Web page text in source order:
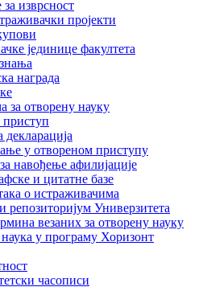
изврсност
пројекти
јединице факултета
награда
за отворену науку
декларација
у отвореном приступу
навођење афилијације
и цитатне базе
о истраживачима
репозиторијум Универзитета
везаних за отворену науку
у програму Хоризонт
часописи